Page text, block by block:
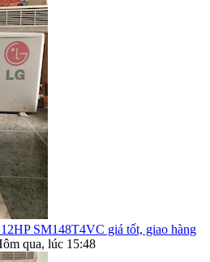
SM148T4VC giá tốt, giao hàng
qua, lúc 15:48